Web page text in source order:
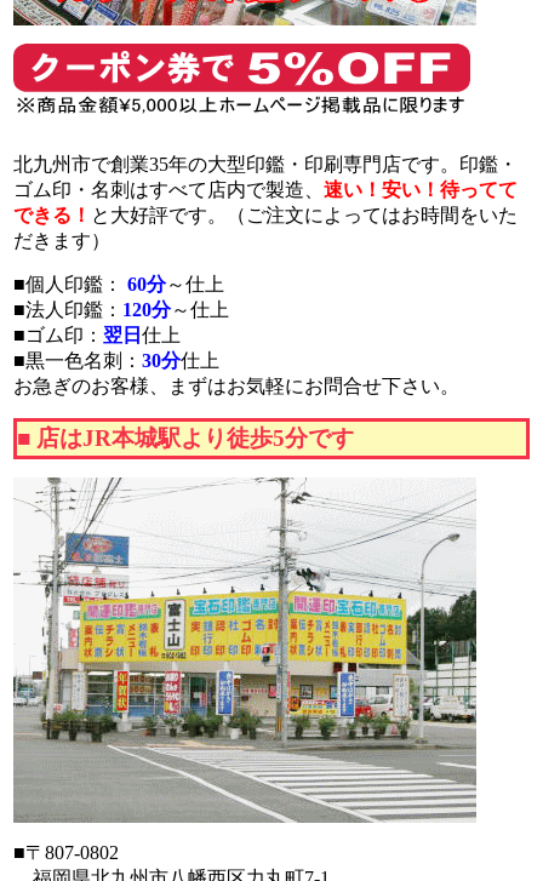
北九州市で創業35年の大型印鑑・印刷専門店です。 印鑑・
ゴム印・名刺はすべて店内で製造、速い！安い！待ってて
できる！ と大好評です。
（ご注文によってはお時間をいた
だきます）
■個人印鑑： 60分～仕上
■法人印鑑： 120分～仕上
■ゴム印：翌日仕上
■黒一色名刺：30分仕上
お急ぎのお客様、まずはお気軽にお問合せ下さい。
■ 店はJR本城駅より徒歩5分です
■〒807-0802